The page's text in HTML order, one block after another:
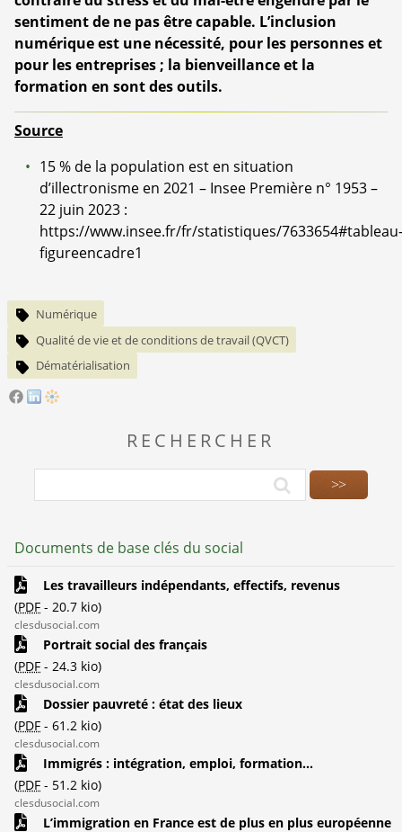
sentiment de ne pas être capable. L’inclusion
numérique est une nécessité, pour les personnes et
pour les entreprises ; la bienveillance et la
formation en sont des outils.
Source
15 % de la population est en situation
d’illectronisme en 2021 – Insee Première n° 1953 –
22 juin 2023 :
https://www.insee.fr/fr/statistiques/7633654#tableau-
figureencadre1
Numérique
Qualité de vie et de conditions de travail (QVCT)
Dématérialisation
RECHERCHER
Documents de base clés du social
Les travailleurs indépendants, effectifs, revenus
(PDF - 20.7 kio)
clesdusocial.com
Portrait social des français
(PDF - 24.3 kio)
clesdusocial.com
Dossier pauvreté : état des lieux
(PDF - 61.2 kio)
clesdusocial.com
Immigrés : intégration, emploi, formation...
(PDF - 51.2 kio)
clesdusocial.com
L’immigration en France est de plus en plus européenne